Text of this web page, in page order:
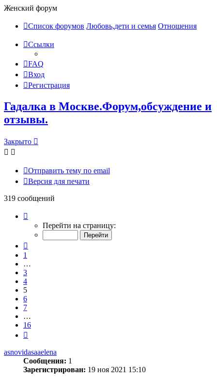
Женский форум
Список форумов Любовь,дети и семья Отношения
Ссылки
FAQ
Вход
Регистрация
Гадалка в Москве.Форум,обсуждение и
отзывы.
Закрыто
Отправить тему по email
Версия для печати
319 сообщений
Перейти на страницу:
1
…
3
4
5
6
7
…
16
asnovidasaaelena
Сообщения: 1
Зарегистрирован: 19 ноя 2021 15:10